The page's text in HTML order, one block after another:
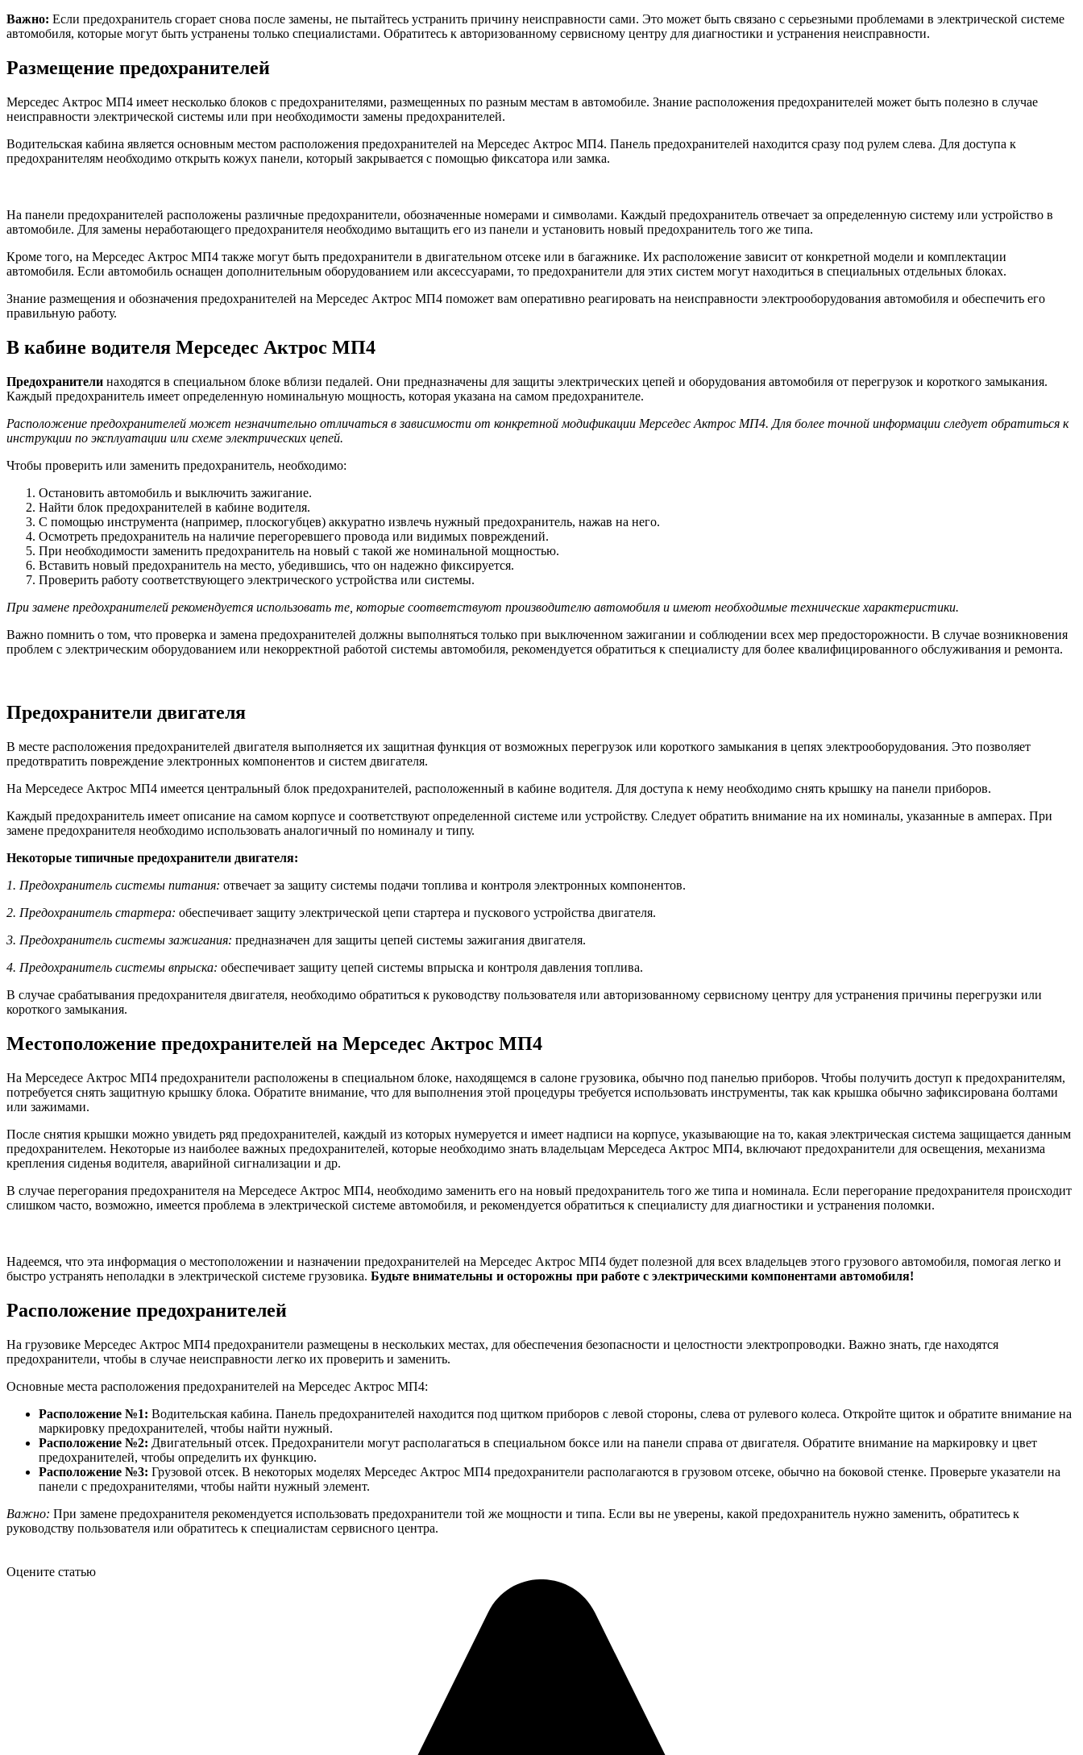
Важно: Если предохранитель сгорает снова после замены, не пытайтесь устранить причину неисправности сами. Это может быть связано с серьезными проблемами в электрической системе
автомобиля, которые могут быть устранены только специалистами. Обратитесь к авторизованному сервисному центру для диагностики и устранения неисправности.
Размещение предохранителей
Мерседес Актрос МП4 имеет несколько блоков с предохранителями, размещенных по разным местам в автомобиле. Знание расположения предохранителей может быть полезно в случае
неисправности электрической системы или при необходимости замены предохранителей.
Водительская кабина является основным местом расположения предохранителей на Мерседес Актрос МП4. Панель предохранителей находится сразу под рулем слева. Для доступа к
предохранителям необходимо открыть кожух панели, который закрывается с помощью фиксатора или замка.
На панели предохранителей расположены различные предохранители, обозначенные номерами и символами. Каждый предохранитель отвечает за определенную систему или устройство в
автомобиле. Для замены неработающего предохранителя необходимо вытащить его из панели и установить новый предохранитель того же типа.
Кроме того, на Мерседес Актрос МП4 также могут быть предохранители в двигательном отсеке или в багажнике. Их расположение зависит от конкретной модели и комплектации
автомобиля. Если автомобиль оснащен дополнительным оборудованием или аксессуарами, то предохранители для этих систем могут находиться в специальных отдельных блоках.
Знание размещения и обозначения предохранителей на Мерседес Актрос МП4 поможет вам оперативно реагировать на неисправности электрооборудования автомобиля и обеспечить его
правильную работу.
В кабине водителя Мерседес Актрос МП4
Предохранители находятся в специальном блоке вблизи педалей. Они предназначены для защиты электрических цепей и оборудования автомобиля от перегрузок и короткого замыкания.
Каждый предохранитель имеет определенную номинальную мощность, которая указана на самом предохранителе.
Расположение предохранителей может незначительно отличаться в зависимости от конкретной модификации Мерседес Актрос МП4. Для более точной информации следует обратиться к
инструкции по эксплуатации или схеме электрических цепей.
Чтобы проверить или заменить предохранитель, необходимо:
Остановить автомобиль и выключить зажигание.
Найти блок предохранителей в кабине водителя.
С помощью инструмента (например, плоскогубцев) аккуратно извлечь нужный предохранитель, нажав на него.
Осмотреть предохранитель на наличие перегоревшего провода или видимых повреждений.
При необходимости заменить предохранитель на новый с такой же номинальной мощностью.
Вставить новый предохранитель на место, убедившись, что он надежно фиксируется.
Проверить работу соответствующего электрического устройства или системы.
При замене предохранителей рекомендуется использовать те, которые соответствуют производителю автомобиля и имеют необходимые технические характеристики.
Важно помнить о том, что проверка и замена предохранителей должны выполняться только при выключенном зажигании и соблюдении всех мер предосторожности. В случае возникновения
проблем с электрическим оборудованием или некорректной работой системы автомобиля, рекомендуется обратиться к специалисту для более квалифицированного обслуживания и ремонта.
Предохранители двигателя
В месте расположения предохранителей двигателя выполняется их защитная функция от возможных перегрузок или короткого замыкания в цепях электрооборудования. Это позволяет
предотвратить повреждение электронных компонентов и систем двигателя.
На Мерседесе Актрос МП4 имеется центральный блок предохранителей, расположенный в кабине водителя. Для доступа к нему необходимо снять крышку на панели приборов.
Каждый предохранитель имеет описание на самом корпусе и соответствуют определенной системе или устройству. Следует обратить внимание на их номиналы, указанные в амперах. При
замене предохранителя необходимо использовать аналогичный по номиналу и типу.
Некоторые типичные предохранители двигателя:
1. Предохранитель системы питания: отвечает за защиту системы подачи топлива и контроля электронных компонентов.
2. Предохранитель стартера: обеспечивает защиту электрической цепи стартера и пускового устройства двигателя.
3. Предохранитель системы зажигания: предназначен для защиты цепей системы зажигания двигателя.
4. Предохранитель системы впрыска: обеспечивает защиту цепей системы впрыска и контроля давления топлива.
В случае срабатывания предохранителя двигателя, необходимо обратиться к руководству пользователя или авторизованному сервисному центру для устранения причины перегрузки или
короткого замыкания.
Местоположение предохранителей на Мерседес Актрос МП4
На Мерседесе Актрос МП4 предохранители расположены в специальном блоке, находящемся в салоне грузовика, обычно под панелью приборов. Чтобы получить доступ к предохранителям,
потребуется снять защитную крышку блока. Обратите внимание, что для выполнения этой процедуры требуется использовать инструменты, так как крышка обычно зафиксирована болтами
или зажимами.
После снятия крышки можно увидеть ряд предохранителей, каждый из которых нумеруется и имеет надписи на корпусе, указывающие на то, какая электрическая система защищается данным
предохранителем. Некоторые из наиболее важных предохранителей, которые необходимо знать владельцам Мерседеса Актрос МП4, включают предохранители для освещения, механизма
крепления сиденья водителя, аварийной сигнализации и др.
В случае перегорания предохранителя на Мерседесе Актрос МП4, необходимо заменить его на новый предохранитель того же типа и номинала. Если перегорание предохранителя происходит
слишком часто, возможно, имеется проблема в электрической системе автомобиля, и рекомендуется обратиться к специалисту для диагностики и устранения поломки.
Надеемся, что эта информация о местоположении и назначении предохранителей на Мерседес Актрос МП4 будет полезной для всех владельцев этого грузового автомобиля, помогая легко и
быстро устранять неполадки в электрической системе грузовика. Будьте внимательны и осторожны при работе с электрическими компонентами автомобиля!
Расположение предохранителей
На грузовике Мерседес Актрос МП4 предохранители размещены в нескольких местах, для обеспечения безопасности и целостности электропроводки. Важно знать, где находятся
предохранители, чтобы в случае неисправности легко их проверить и заменить.
Основные места расположения предохранителей на Мерседес Актрос МП4:
Расположение №1: Водительская кабина. Панель предохранителей находится под щитком приборов с левой стороны, слева от рулевого колеса. Откройте щиток и обратите внимание на
маркировку предохранителей, чтобы найти нужный.
Расположение №2: Двигательный отсек. Предохранители могут располагаться в специальном боксе или на панели справа от двигателя. Обратите внимание на маркировку и цвет
предохранителей, чтобы определить их функцию.
Расположение №3: Грузовой отсек. В некоторых моделях Мерседес Актрос МП4 предохранители располагаются в грузовом отсеке, обычно на боковой стенке. Проверьте указатели на
панели с предохранителями, чтобы найти нужный элемент.
Важно: При замене предохранителя рекомендуется использовать предохранители той же мощности и типа. Если вы не уверены, какой предохранитель нужно заменить, обратитесь к
руководству пользователя или обратитесь к специалистам сервисного центра.
Оцените статью